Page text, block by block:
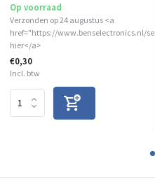
Op voorraad
Verzonden op 24 augustus <a
href="https://www.benselectronics.nl/
hier</a>
€0,30
Incl. btw